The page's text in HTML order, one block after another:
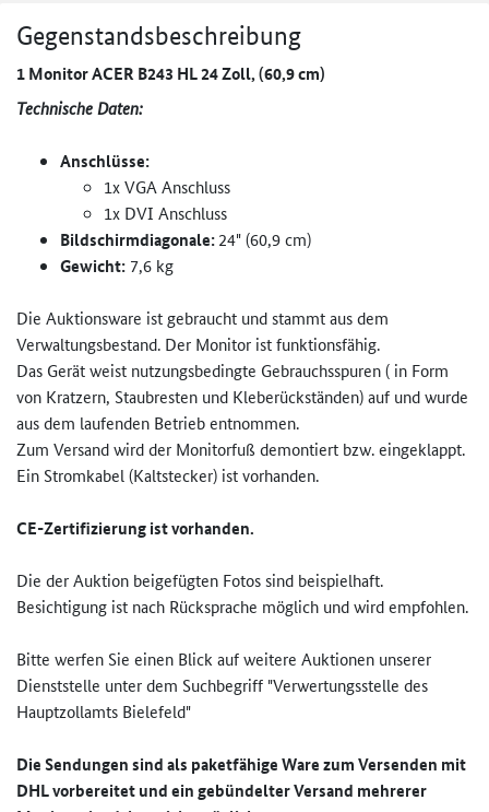
Gegenstandsbeschreibung
1 Monitor ACER B243 HL 24 Zoll, (60,9 cm)
Technische Daten:
Anschlüsse:
1x VGA Anschluss
1x DVI Anschluss
Bildschirmdiagonale:24" (60,9 cm)
Gewicht: 7,6 kg
Die Auktionsware ist gebraucht und stammt aus dem
Verwaltungsbestand. Der Monitor ist funktionsfähig.
Das Gerät weist nutzungsbedingte Gebrauchsspuren ( in Form
von Kratzern, Staubresten und Kleberückständen) auf und wurde
aus dem laufenden Betrieb entnommen.
Zum Versand wird der Monitorfuß demontiert bzw. eingeklappt.
Ein Stromkabel (Kaltstecker) ist vorhanden.
CE-Zertifizierung ist vorhanden.
Die der Auktion beigefügten Fotos sind beispielhaft.
Besichtigung ist nach Rücksprache möglich und wird empfohlen.
Bitte werfen Sie einen Blick auf weitere Auktionen unserer
Dienststelle unter dem Suchbegriff "Verwertungsstelle des
Hauptzollamts Bielefeld"
Die Sendungen sind als paketfähige Ware zum Versenden mit
DHL vorbereitet und ein gebündelter Versand mehrerer